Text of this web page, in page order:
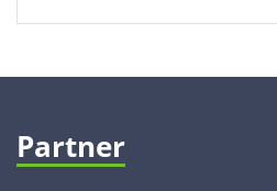
Partner